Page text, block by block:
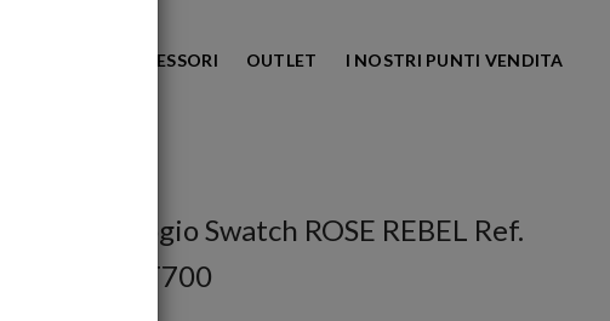
ACCESSORI OUTLET I NOSTRI PUNTI VENDITA
Orologio Swatch ROSE REBEL Ref.
SUOT700